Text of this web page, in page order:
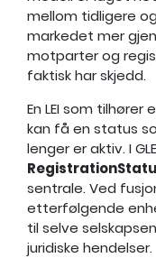
mellom tidligere
markedet mer
motparter og
faktisk har skjedd.
En LEI som
kan få en status
lenger er aktiv. I
sentrale. Ved
etterfølgende
til selve
juridiske hendelser.